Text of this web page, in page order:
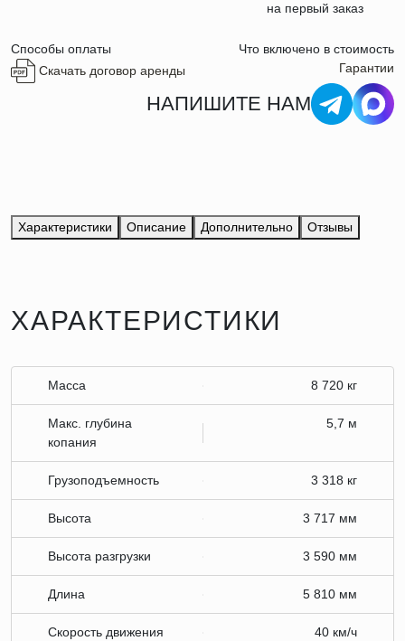
на первый заказ
Способы оплаты
Что включено в стоимость
Скачать договор аренды
Гарантии
НАПИШИТЕ НАМ
Характеристики Описание Дополнительно Отзывы
ХАРАКТЕРИСТИКИ
Масса 8 720 кг
Макс. глубина
копания
5,7 м
Грузоподъемность 3 318 кг
Высота 3 717 мм
Высота разгрузки 3 590 мм
Длина 5 810 мм
Скорость движения 40 км/ч